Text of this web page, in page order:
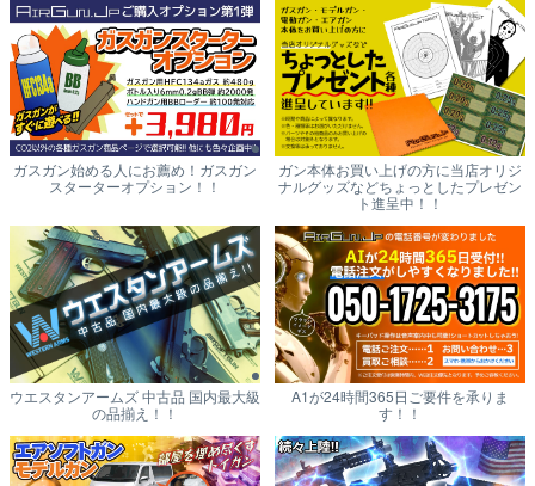
ガスガン始める人にお薦め！ガスガン
スターターオプション！！
ガン本体お買い上げの方に当店オリジ
ナルグッズなどちょっとしたプレゼン
ト進呈中！！
ウエスタンアームズ 中古品 国内最大級
の品揃え！！
A1が24時間365日ご要件を承りま
す！！